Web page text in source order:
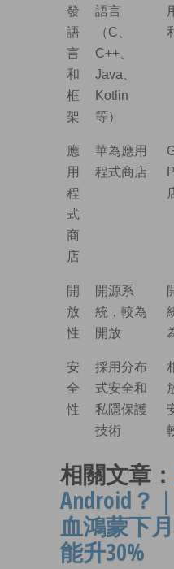
發
語
言
和
框
架
語言
（C、
C++、
Java、
Kotlin
等）
應
用
程
式
商
店
華為應用
程式商店
開
放
性
開源系
統，較為
開放
安
全
性
採用分布
式安全和
私隱保護
技術
相關文章：
Android？
血鴻蒙下
能升30%